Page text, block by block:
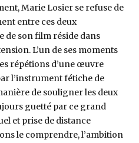
Marie Losier se refuse de
entre ces deux
de son film réside dans
L’un de ses moments
répétions d’une œuvre
l’instrument fétiche de
de souligner les deux
guetté par ce grand
et prise de distance
le comprendre, l’ambition